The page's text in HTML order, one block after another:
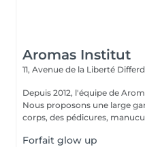
Aromas Institut
11, Avenue de la Liberté
Depuis 2012, l'équipe de
Nous proposons une large
corps, des pédicures,
Forfait glow up